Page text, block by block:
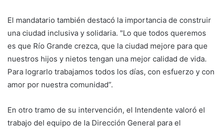
El mandatario también destacó la importancia de construir
una ciudad inclusiva y solidaria. "Lo que todos queremos
es que Río Grande crezca, que la ciudad mejore para que
nuestros hijos y nietos tengan una mejor calidad de vida.
Para lograrlo trabajamos todos los días, con esfuerzo y con
amor por nuestra comunidad”.
En otro tramo de su intervención, el Intendente valoró el
trabajo del equipo de la Dirección General para el